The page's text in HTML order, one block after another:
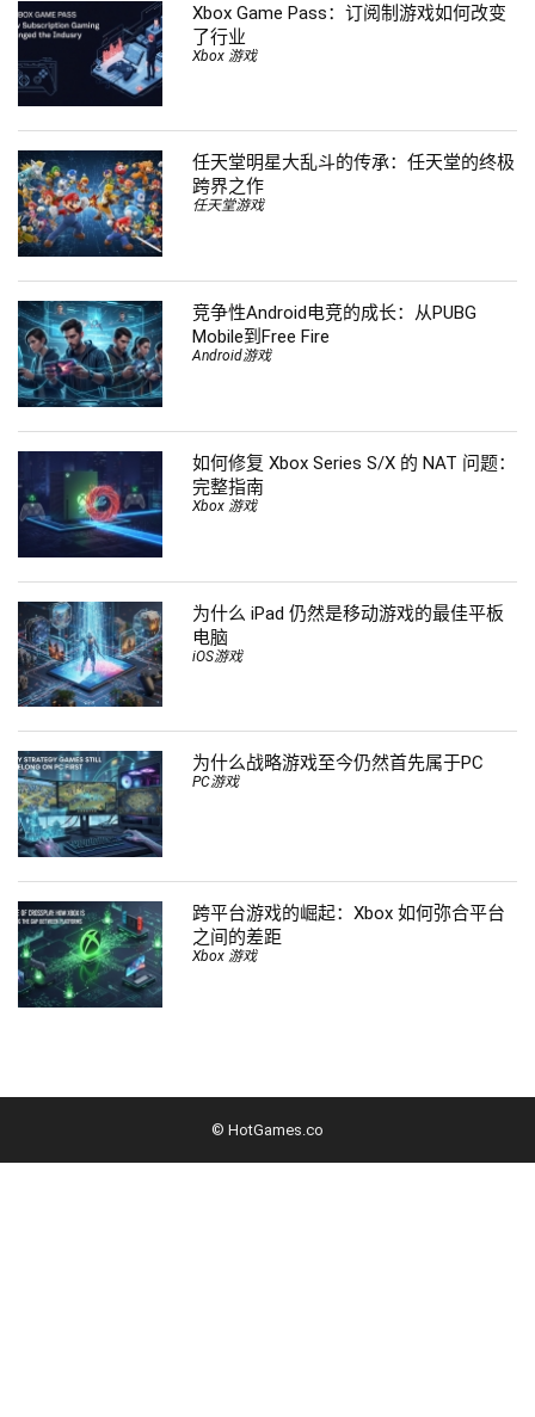
Xbox Game Pass：订阅制游戏如何改变
了行业
Xbox 游戏
任天堂明星大乱斗的传承：任天堂的终极
跨界之作
任天堂游戏
竞争性Android电竞的成长：从PUBG
Mobile到Free Fire
Android游戏
如何修复 Xbox Series S/X 的 NAT 问题：
完整指南
Xbox 游戏
为什么 iPad 仍然是移动游戏的最佳平板
电脑
iOS游戏
为什么战略游戏至今仍然首先属于PC
PC游戏
跨平台游戏的崛起：Xbox 如何弥合平台
之间的差距
Xbox 游戏
© HotGames.co